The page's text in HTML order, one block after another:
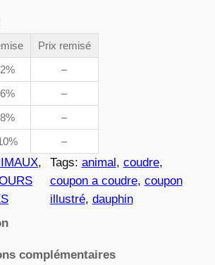
r
i
x
:
3
,
8
Prix remisé
2%
–
6%
–
8%
–
–
Tags: animal, coudre
coupon a coudre, coupon
illustré, dauphin
complémentaires